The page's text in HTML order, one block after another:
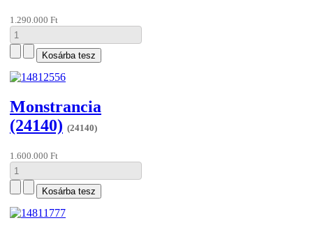
1.290.000 Ft
Monstrancia
(24140) (24140)
1.600.000 Ft